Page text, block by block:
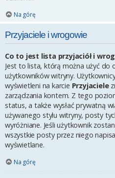
Na górę
Przyjaciele i wrogowie
Co to jest lista przyjaciół i
Jest to lista, którą można użyć do
użytkowników witryny.
wyświetleni na karcie Przyjaciele
zarządzania kontem. Z tego
status, a także wysłać prywatną
używanego stylu witryny, posty
wyróżniane. Jeśli użytkownik
wszystkie posty przez niego
wyświetlane.
Na górę